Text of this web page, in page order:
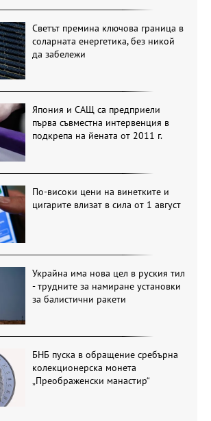
Светът премина ключова граница в
соларната енергетика, без никой
да забележи
Япония и САЩ са предприели
първа съвместна интервенция в
подкрепа на йената от 2011 г.
По-високи цени на винетките и
цигарите влизат в сила от 1 август
Украйна има нова цел в руския тил
- трудните за намиране установки
за балистични ракети
БНБ пуска в обращение сребърна
колекционерска монета
„Преображенски манастир“